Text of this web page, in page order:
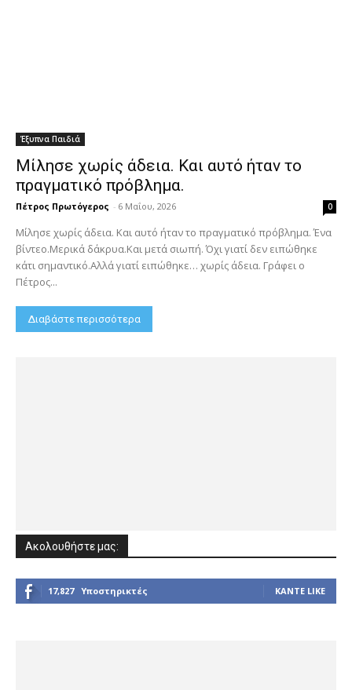
Έξυπνα Παιδιά
Μίλησε χωρίς άδεια. Και αυτό ήταν το
πραγματικό πρόβλημα.
Πέτρος Πρωτόγερος - 6 Μαΐου, 2026 0
Μίλησε χωρίς άδεια. Και αυτό ήταν το πραγματικό πρόβλημα. Ένα
βίντεο.Μερικά δάκρυα.Και μετά σιωπή. Όχι γιατί δεν ειπώθηκε
κάτι σημαντικό.Αλλά γιατί ειπώθηκε… χωρίς άδεια. Γράφει ο
Πέτρος...
Διαβάστε περισσότερα
Ακολουθήστε μας:
17,827 Υποστηρικτές ΚΆΝΤΕ LIKE